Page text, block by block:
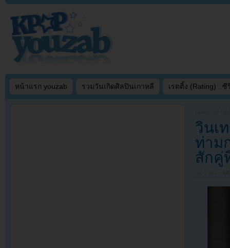
หน้าแรก youzab รวมวันเกิดศิลปินเกาหลี เรตติ้ง (Rating) : ซี
วินเ
ท่าม
สักคู่